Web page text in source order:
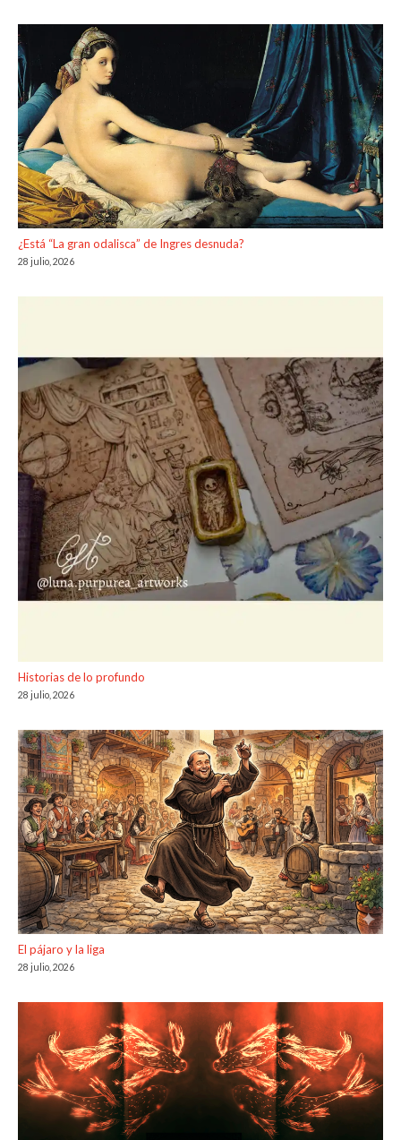
¿Está “La gran odalisca” de Ingres desnuda?
28 julio, 2026
Historias de lo profundo
28 julio, 2026
El pájaro y la liga
28 julio, 2026